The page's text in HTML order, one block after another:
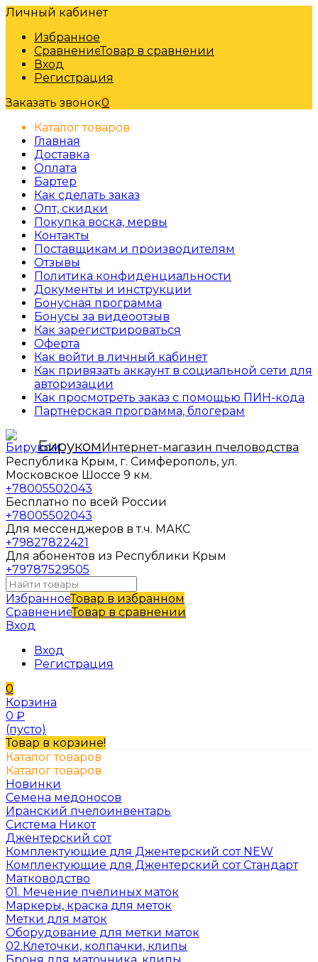
Личный кабинет
Избранное
СравнениеТовар в сравнении
Вход
Регистрация
Заказать звонок0
Каталог товаров
Главная
Доставка
Оплата
Бартер
Как сделать заказ
Опт, скидки
Покупка воска, мервы
Контакты
Поставщикам и производителям
Отзывы
Политика конфиденциальности
Документы и инструкции
Бонусная программа
Бонусы за видеоотзыв
Как зарегистрироваться
Оферта
Как войти в личный кабинет
Как привязать аккаунт в социальной сети для
авторизации
Как просмотреть заказ с помощью ПИН-кода
Партнерская программа, блогерам
БирукомИнтернет-магазин пчеловодства
Республика Крым, г. Симферополь, ул.
Московское Шоссе 9 км.
+78005502043
Бесплатно по всей России
+78005502043
Для мессенджеров в т.ч. МАКС
+79827822421
Для абонентов из Республики Крым
+79787529505
ИзбранноеТовар в избранном
СравнениеТовар в сравнении
Вход
Вход
Регистрация
0
Корзина
0 ₽
(пусто)
Товар в корзине!
Каталог товаров
Каталог товаров
Новинки
Семена медоносов
Иранский пчелоинвентарь
Система Никот
Джентерский сот
Комплектующие для Джентерский сот NEW
Комплектующие для Джентерский сот Стандарт
Матководство
01. Мечение пчелиных маток
Маркеры, краска для меток
Метки для маток
Оборудование для метки маток
02.Клеточки, колпачки, клипы